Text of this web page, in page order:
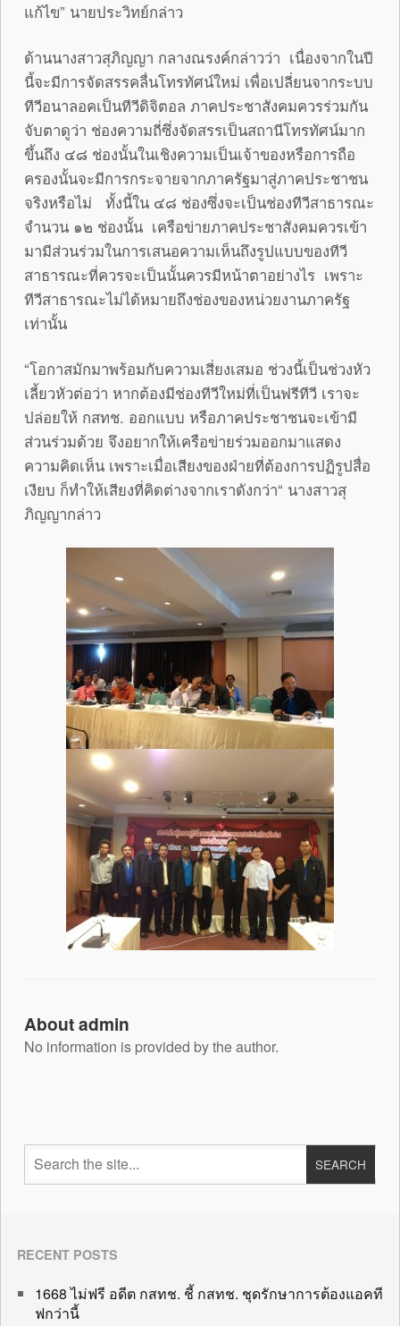
แก้ไข” นายประวิทย์กล่าว
ด้านนางสาวสุภิญญา กลางณรงค์กล่าวว่า เนื่องจากในปี
นี้จะมีการจัดสรรคลื่นโทรทัศน์ใหม่ เพื่อเปลี่ยนจากระบบ
ทีวีอนาลอคเป็นทีวีดิจิตอล ภาคประชาสังคมควรร่วมกัน
จับตาดูว่า ช่องความถี่ซึ่งจัดสรรเป็นสถานีโทรทัศน์มาก
ขึ้นถึง ๔๘ ช่องนั้นในเชิงความเป็นเจ้าของหรือการถือ
ครองนั้นจะมีการกระจายจากภาครัฐมาสู่ภาคประชาชน
จริงหรือไม่ ทั้งนี้ใน ๔๘ ช่องซึ่งจะเป็นช่องทีวีสาธารณะ
จำนวน ๑๒ ช่องนั้น เครือข่ายภาคประชาสังคมควรเข้า
มามีส่วนร่วมในการเสนอความเห็นถึงรูปแบบของทีวี
สาธารณะที่ควรจะเป็นนั้นควรมีหน้าตาอย่างไร เพราะ
ทีวีสาธารณะไม่ได้หมายถึงช่องของหน่วยงานภาครัฐ
เท่านั้น
“โอกาสมักมาพร้อมกับความเสี่ยงเสมอ ช่วงนี้เป็นช่วงหัว
เลี้ยวหัวต่อว่า หากต้องมีช่องทีวีใหม่ที่เป็นฟรีทีวี เราจะ
ปล่อยให้ กสทช. ออกแบบ หรือภาคประชาชนจะเข้ามี
ส่วนร่วมด้วย จึงอยากให้เครือข่ายร่วมออกมาแสดง
ความคิดเห็น เพราะเมื่อเสียงของฝ่ายที่ต้องการปฏิรูปสื่อ
เงียบ ก็ทำให้เสียงที่คิดต่างจากเราดังกว่า“ นางสาวสุ
ภิญญากล่าว
About admin
No information is provided by the author.
RECENT POSTS
1668 ไม่ฟรี อดีต กสทช. ชี้ กสทช. ชุดรักษาการต้องแอคที
ฟกว่านี้